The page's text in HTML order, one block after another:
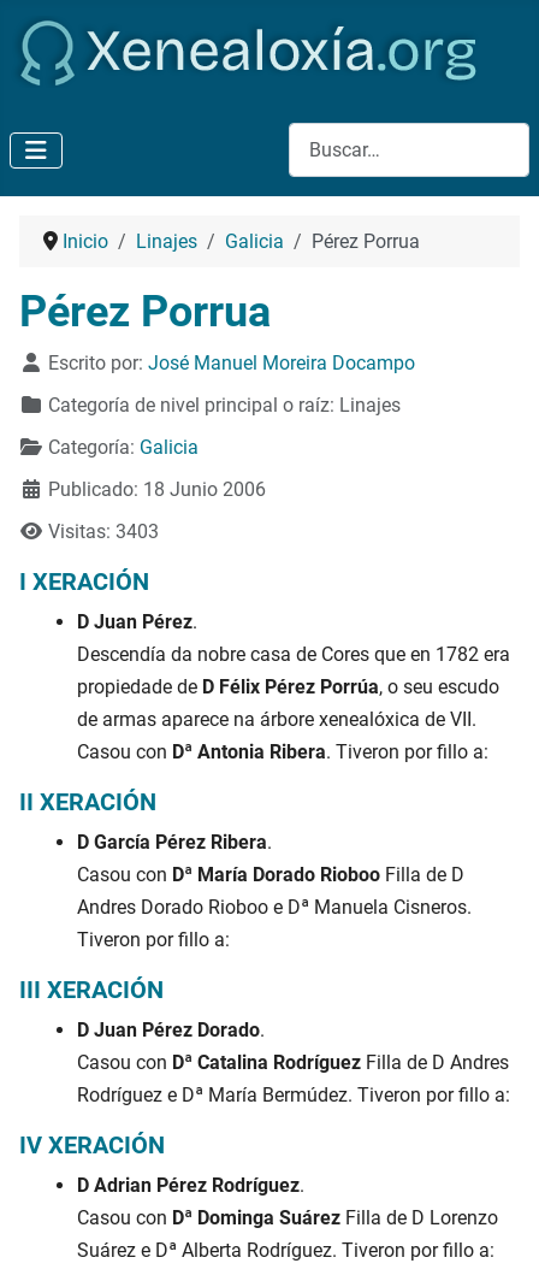
Buscar
Inicio Linajes Galicia Pérez Porrua
Pérez Porrua
Detalles
Escrito por: José Manuel Moreira Docampo
Categoría de nivel principal o raíz: Linajes
Categoría: Galicia
Publicado: 18 Junio 2006
Visitas: 3403
I XERACIÓN
D Juan Pérez.
Descendía da nobre casa de Cores que en 1782 era
propiedade de D Félix Pérez Porrúa, o seu escudo
de armas aparece na árbore xenealóxica de VII.
Casou con Dª Antonia Ribera. Tiveron por fillo a:
II XERACIÓN
D García Pérez Ribera.
Casou con Dª María Dorado Rioboo Filla de D
Andres Dorado Rioboo e Dª Manuela Cisneros.
Tiveron por fillo a:
III XERACIÓN
D Juan Pérez Dorado.
Casou con Dª Catalina Rodríguez Filla de D Andres
Rodríguez e Dª María Bermúdez. Tiveron por fillo a:
IV XERACIÓN
D Adrian Pérez Rodríguez.
Casou con Dª Dominga Suárez Filla de D Lorenzo
Suárez e Dª Alberta Rodríguez. Tiveron por fillo a: